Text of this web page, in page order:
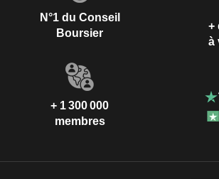
N°1 du Conseil
Boursier
+
à
+ 1 300 000
membres